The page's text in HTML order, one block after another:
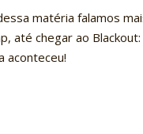
matéria falamos
até chegar ao
aconteceu!